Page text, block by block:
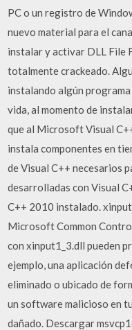
PC o un registro de
nuevo material para el
instalar y activar DLL File
totalmente crackeado.
instalando algún
vida, al momento de
que al Microsoft Visual
instala componentes en
de Visual C++ necesarios
desarrolladas con Visual
C++ 2010 instalado.
Microsoft Common
con xinput1_3.dll pueden
ejemplo, una aplicación
eliminado o ubicado de
un software malicioso en
dañado. Descargar